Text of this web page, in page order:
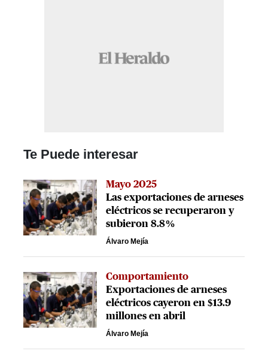
Te Puede interesar
Mayo 2025
Las exportaciones de arneses
eléctricos se recuperaron y
subieron 8.8%
Álvaro Mejía
Comportamiento
Exportaciones de arneses
eléctricos cayeron en $13.9
millones en abril
Álvaro Mejía